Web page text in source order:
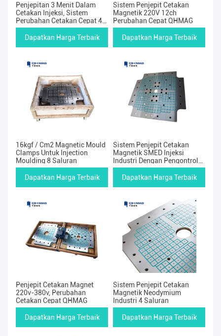
Penjepitan 3 Menit Dalam
Cetakan Injeksi, Sistem
Perubahan Cetakan Cepat 4
Saluran
Dapatkan Harga Terbaik
Sistem Penjepit Cetakan
Magnetik 220V 12ch
Perubahan Cepat QHMAG
Dapatkan Harga Terbaik
16kgf / Cm2 Magnetic Mould
Clamps Untuk Injection
Moulding 8 Saluran
Dapatkan Harga Terbaik
Sistem Penjepit Cetakan
Magnetik SMED Injeksi
Industri Dengan Pengontrol
LCD
Dapatkan Harga Terbaik
Penjepit Cetakan Magnet
220v-380v, Perubahan
Cetakan Cepat QHMAG
Dapatkan Harga Terbaik
Sistem Penjepit Cetakan
Magnetik Neodymium
Industri 4 Saluran
Dapatkan Harga Terbaik